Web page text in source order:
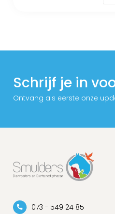
Schrijf je in
Ontvang als eerste onze
073 - 549 24 85